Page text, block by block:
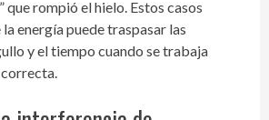
que rompió el hielo. Estos casos
energía puede traspasar las
y el tiempo cuando se trabaja